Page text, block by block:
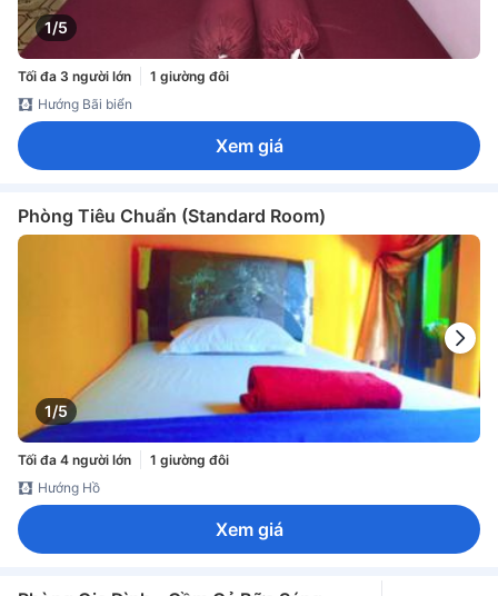
1/5
Tối đa 3 người lớn
1 giường đôi
Hướng Bãi biển
Xem giá
Phòng Tiêu Chuẩn (Standard Room)
1/5
Tối đa 4 người lớn
1 giường đôi
Hướng Hồ
Xem giá